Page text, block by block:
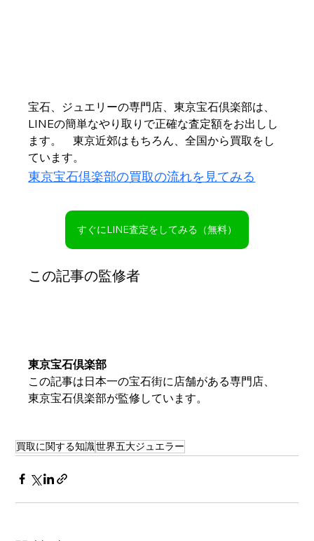
宝石、ジュエリーの専門店、東京宝石倶楽部は、
LINEの簡単なやり取りで正確な査定額をお出しし
ます。　東京近郊はもちろん、全国から買取をし
ています。
東京宝石倶楽部の買取の流れを見てみる
すぐにLINE査定をしてみる（無料）
この記事の監修者
東京宝石倶楽部
この記事は日本一の宝石街に店舗がある専門店、
東京宝石倶楽部が監修しています。
買取に関する知識世界五大ジュエラー